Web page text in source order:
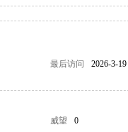
最后访问 2026-3-
威望 0